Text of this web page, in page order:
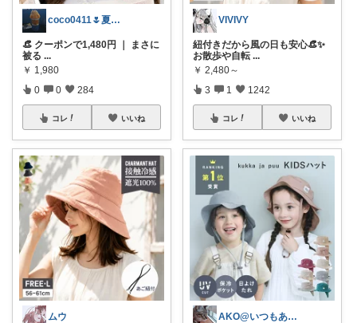
coco0411🌷夏グッズ色々🌻
👒 クーポンで1,480円 ｜ まさに
被る ...
￥ 1,980
0 0 284
コレ いいね
ムウ
VIVIVY
紐付きだから風の日も安心👒✨
お散歩や自転 ...
￥ 2,480～
3 1 1242
コレ いいね
AKO@いつもありがとう🐾໊¨̮✩︎